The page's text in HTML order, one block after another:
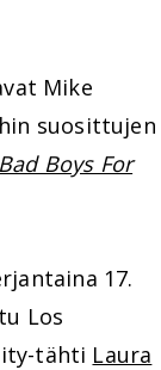
Mike
suosittujen
Bad Boys For
17.
Los
tähti Laura